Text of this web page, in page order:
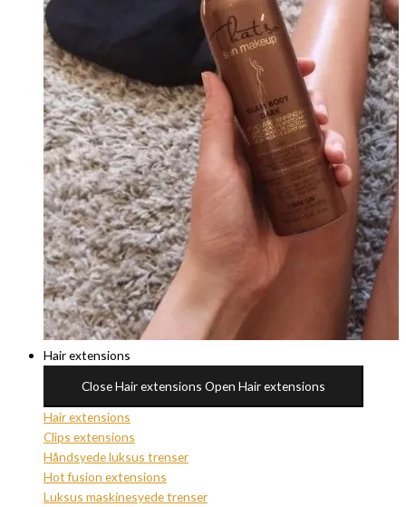
Hair extensions
Close Hair extensions Open Hair extensions
Hair extensions
Clips extensions
Håndsyede luksus trenser
Hot fusion extensions
Luksus maskinesyede trenser